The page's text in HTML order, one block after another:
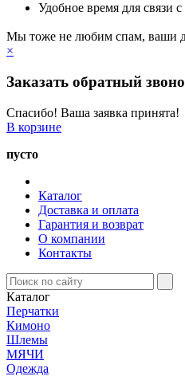
Удобное время для связи c
Мы тоже не любим спам, ваши
×
Заказать обратный
Спасибо! Ваша заявка принята!
В корзине
пусто
Каталог
Доставка и оплата
Гарантия и возврат
О компании
Контакты
Каталог
Перчатки
Кимоно
Шлемы
МЯЧИ
Одежда